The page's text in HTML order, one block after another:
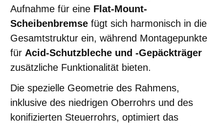
Aufnahme für eine Flat-Mount-
Scheibenbremse fügt sich harmonisch in die
Gesamtstruktur ein, während Montagepunkte
für Acid-Schutzbleche und -Gepäckträger
zusätzliche Funktionalität bieten.
Die spezielle Geometrie des Rahmens,
inklusive des niedrigen Oberrohrs und des
konifizierten Steuerrohrs, optimiert das